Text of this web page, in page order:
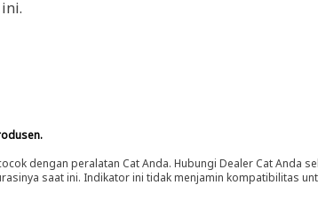
dengan peralatan Cat Anda. Hubungi Dealer Cat Anda
saat ini. Indikator ini tidak menjamin kompatibilitas